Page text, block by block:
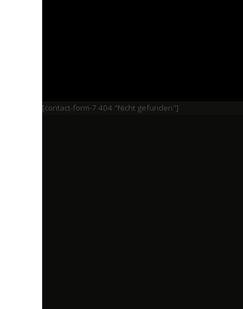
[contact-form-7 404 "Nicht gefunden"]